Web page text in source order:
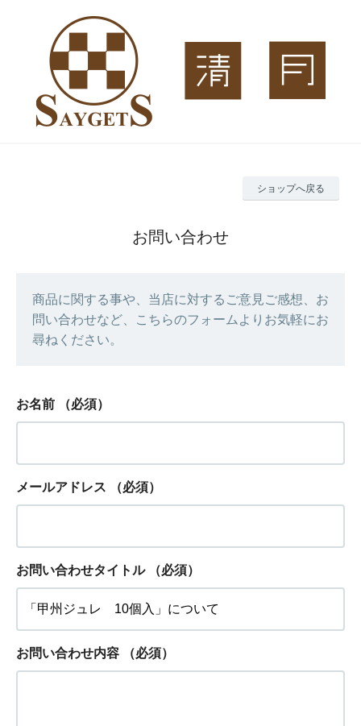
ショップへ戻る
お問い合わせ
商品に関する事や、当店に対するご意見ご感想、お
問い合わせなど、こちらのフォームよりお気軽にお
尋ねください。
お名前 （必須）
メールアドレス （必須）
お問い合わせタイトル （必須）
お問い合わせ内容 （必須）